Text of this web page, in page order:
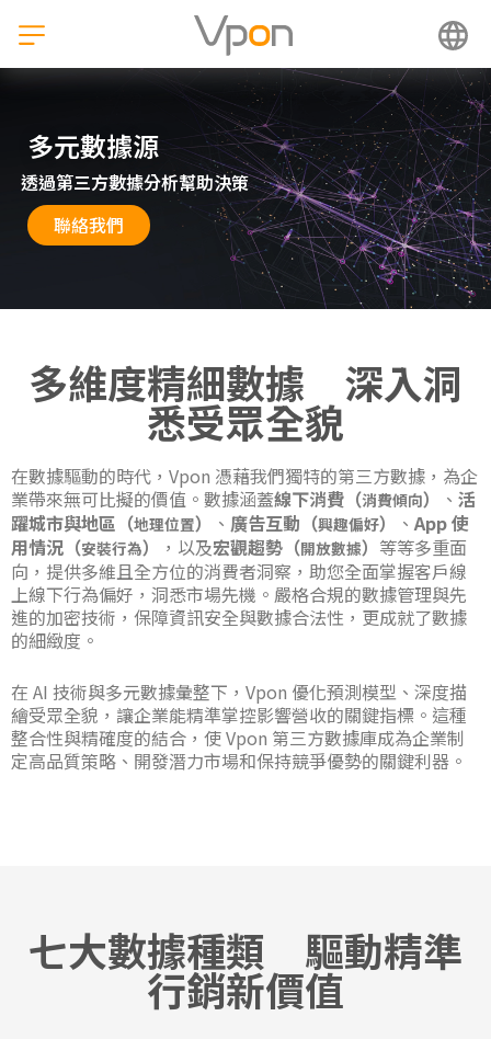
多元數據源
透過第三方數據分析幫助決策
聯絡我們
多維度精細數據 深入洞
悉受眾全貌
在數據驅動的時代，Vpon 憑藉我們獨特的第三方數據，為企
業帶來無可比擬的價值。數據涵蓋線下消費（消費傾向） 、 活
躍城市與地區（地理位置） 、 廣告互動（興趣偏好） 、App 使
用情況（安裝行為） ，以及宏觀趨勢（開放數據） 等等多重面
向，提供多維且全方位的消費者洞察，助您全面掌握客戶線
上線下行為偏好，洞悉市場先機。嚴格合規的數據管理與先
進的加密技術，保障資訊安全與數據合法性，更成就了數據
的細緻度。
在 AI 技術與多元數據彙整下，Vpon 優化預測模型、深度描
繪受眾全貌，讓企業能精準掌控影響營收的關鍵指標。這種
整合性與精確度的結合，使 Vpon 第三方數據庫成為企業制
定高品質策略、開發潛力市場和保持競爭優勢的關鍵利器。
七大數據種類 驅動精準
行銷新價值